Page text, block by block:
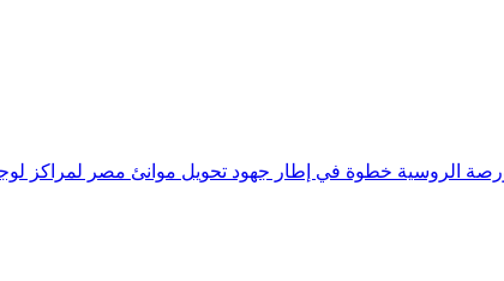
الروسية خطوة في إطار جهود تحويل موانئ مصر لمراكز